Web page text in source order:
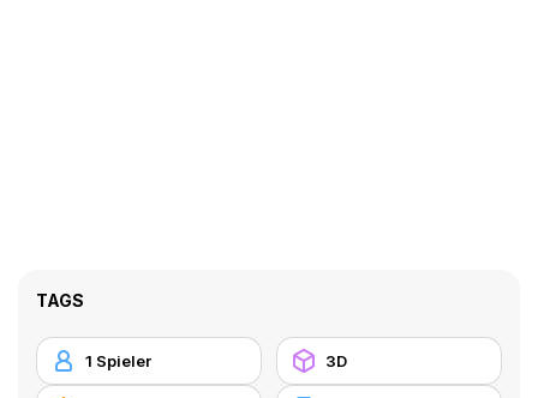
TAGS
1 Spieler 3D